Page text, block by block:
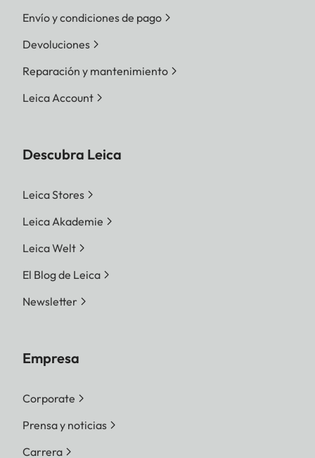
Envío y condiciones de pago
Devoluciones
Reparación y mantenimiento
Leica Account
Descubra Leica
Leica Stores
Leica Akademie
Leica Welt
El Blog de Leica
Newsletter
Empresa
Corporate
Prensa y noticias
Carrera